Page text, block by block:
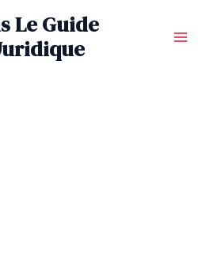
Le Guide